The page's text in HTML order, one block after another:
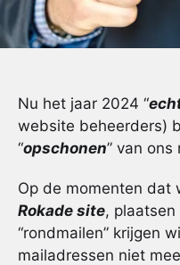
Nu het jaar 2024 “
website beheerders)
“opschonen” van
Op de momenten dat
Rokade site,
“rondmailen” krijgen
mailadressen niet